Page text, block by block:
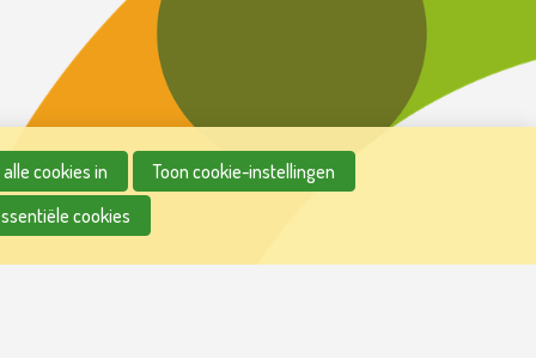
cookies in
Toon cookie-instellingen
cookies